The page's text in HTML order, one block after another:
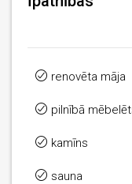
renovēta māja
pilnībā
kamīns
sauna